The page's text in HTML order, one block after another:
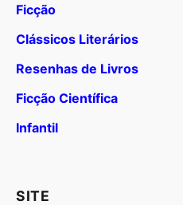
Ficção
Clássicos Literários
Resenhas de Livros
Ficção Científica
Infantil
SITE